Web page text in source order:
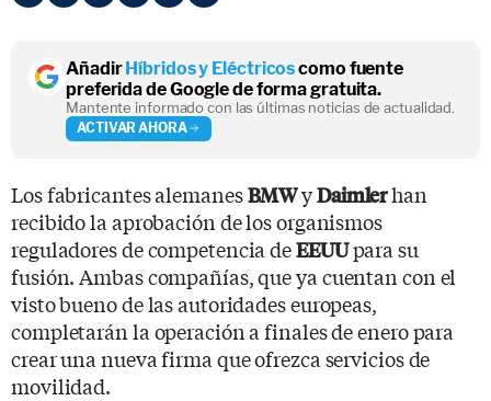
AñadirHíbridos y Eléctricoscomo fuente
preferida de Google de forma gratuita.
Mantente informado con las últimas noticias de actualidad.
ACTIVAR AHORA
Los fabricantes alemanesBMWyDaimlerhan
recibido la aprobación de los organismos
reguladores de competencia deEEUUpara su
fusión. Ambas compañías, que ya cuentan con el
visto bueno de las autoridades europeas,
completarán la operación a finales de enero para
crear una nueva firma que ofrezca servicios de
movilidad.